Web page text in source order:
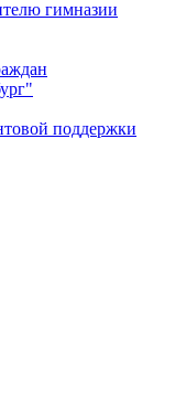
гимназии
поддержки